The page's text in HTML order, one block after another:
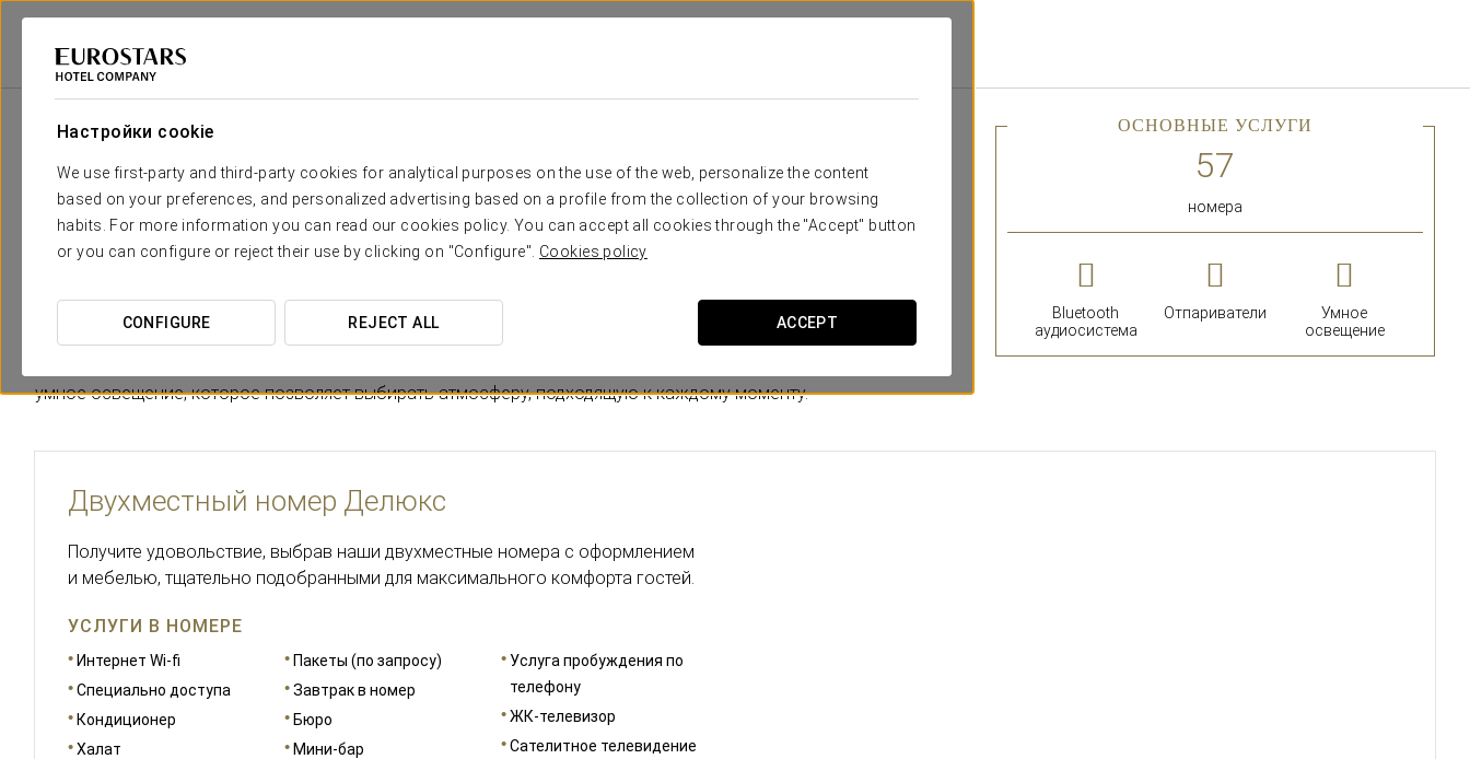
Настройки cookie
We use first-party and third-party cookies for analytical purposes on the use of the web, personalize the content
based on your preferences, and personalized advertising based on a profile from the collection of your browsing
habits. For more information you can read our cookies policy. You can accept all cookies through the "Accept" button
or you can configure or reject their use by clicking on "Configure". Cookies policy
CONFIGURE REJECT ALL ACCEPT
Eurostars Hotel Company
Необходимые вам комфорт и отдых
Вдохновение для оформления всех 57 просторных номеров отеля Eurostars Lisboa Baixa черпалось в
характере и самобытности Лиссабона , в каждом номере есть фотографии города.
яркими цветовыми акцентами, что придает каждому номеру уникальность и изысканность.
умное освещение, которое позволяет выбирать атмосферу, подходящую к каждому моменту.
ОСНОВНЫЕ УСЛУГИ
номера
Bluetooth
аудиосистема
Отпариватели
Умное
освещение
Двухместный номер Делюкс
Получите удовольствие, выбрав наши двухместные номера с оформлением
и мебелью, тщательно подобранными для максимального комфорта гостей.
УСЛУГИ В НОМЕРЕ
Интернет Wi-fi
Специально доступа
Кондиционер
Халат
Пакеты (по запросу)
Завтрак в номер
Бюро
Мини-бар
Услуга пробуждения по
телефону
ЖК-телевизор
Сателитное телевидение